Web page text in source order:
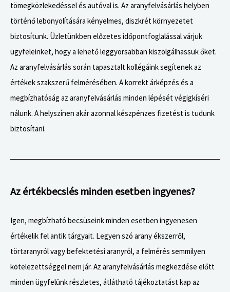
tömegközlekedéssel és autóval is. Az aranyfelvásárlás helyben
történő lebonyolítására kényelmes, diszkrét környezetet
biztosítunk. Üzletünkben előzetes időpontfoglalással várjuk
ügyfeleinket, hogy a lehető leggyorsabban kiszolgálhassuk őket.
Az aranyfelvásárlás során tapasztalt kollégáink segítenek az
értékek szakszerű felmérésében. A korrekt árképzés és a
megbízhatóság az aranyfelvásárlás minden lépését végigkíséri
nálunk. A helyszínen akár azonnal készpénzes fizetést is tudunk
biztosítani.
Az értékbecslés minden esetben ingyenes?
Igen, megbízható becsüseink minden esetben ingyenesen
értékelik fel antik tárgyait. Legyen szó arany ékszerről,
törtaranyról vagy befektetési aranyról, a felmérés semmilyen
kötelezettséggel nem jár. Az aranyfelvásárlás megkezdése előtt
minden ügyfelünk részletes, átlátható tájékoztatást kap az